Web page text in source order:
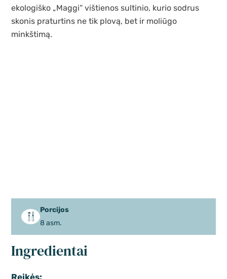
ekologiško „Maggi“ vištienos sultinio, kurio sodrus
skonis praturtins ne tik plovą, bet ir moliūgo
minkštimą.
Porcijos
8 asm.
Ingredientai
Reikės: